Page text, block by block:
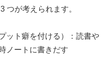
つが考えられます。
ット癖を付ける）：読書や
ノートに書きだす